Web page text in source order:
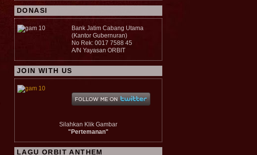
DONASI
Bank Jatim Cabang Utama
(Kantor Gubernuran)
No Rek: 0017 7588 45
A/N Yayasan ORBIT
JOIN WITH US
Silahkan Klik Gambar
"Pertemanan"
LAGU ORBIT ANTHEM